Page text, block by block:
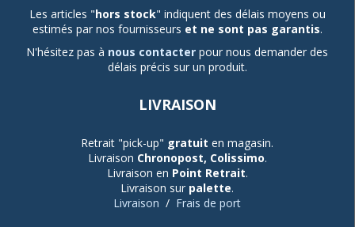
Les articles "hors stock" indiquent des délais moyens ou
estimés par nos fournisseurs et ne sont pas garantis.
N'hésitez pas à nous contacter pour nous demander des
délais précis sur un produit.
LIVRAISON
Retrait "pick-up" gratuit en magasin.
Livraison Chronopost, Colissimo.
Livraison en Point Retrait.
Livraison sur palette.
Livraison / Frais de port